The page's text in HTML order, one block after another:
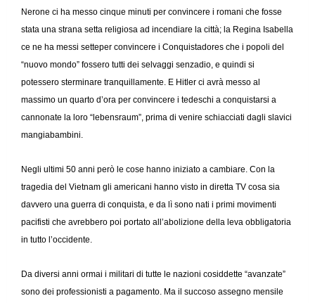
Nerone ci ha messo cinque minuti per convincere i romani che fosse
stata una strana setta religiosa ad incendiare la città; la Regina Isabella
ce ne ha messi setteper convincere i Conquistadores che i popoli del
“nuovo mondo” fossero tutti dei selvaggi senzadio, e quindi si
potessero sterminare tranquillamente. E Hitler ci avrà messo al
massimo un quarto d’ora per convincere i tedeschi a conquistarsi a
cannonate la loro “lebensraum”, prima di venire schiacciati dagli slavici
mangiabambini.
Negli ultimi 50 anni però le cose hanno iniziato a cambiare. Con la
tragedia del Vietnam gli americani hanno visto in diretta TV cosa sia
davvero una guerra di conquista, e da lì sono nati i primi movimenti
pacifisti che avrebbero poi portato all’abolizione della leva obbligatoria
in tutto l’occidente.
Da diversi anni ormai i militari di tutte le nazioni cosiddette “avanzate”
sono dei professionisti a pagamento. Ma il succoso assegno mensile